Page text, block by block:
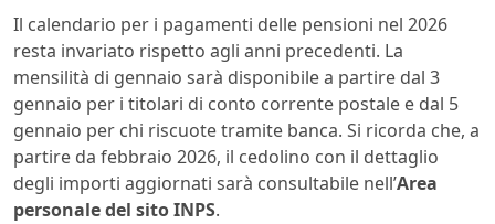
Il calendario per i pagamenti delle pensioni nel 2026
resta invariato rispetto agli anni precedenti. La
mensilità di gennaio sarà disponibile a partire dal 3
gennaio per i titolari di conto corrente postale e dal 5
gennaio per chi riscuote tramite banca. Si ricorda che, a
partire da febbraio 2026, il cedolino con il dettaglio
degli importi aggiornati sarà consultabile nell’Area
personale del sito INPS.